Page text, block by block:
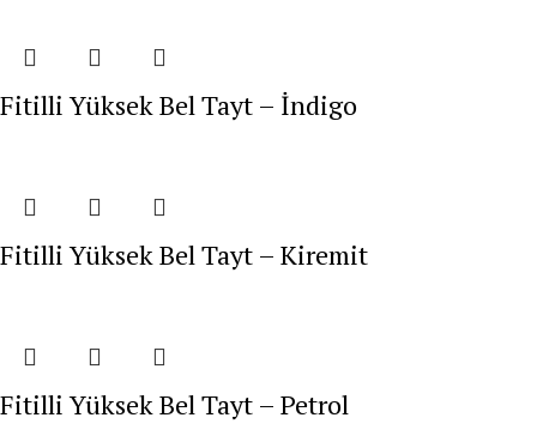
Fitilli Yüksek Bel Tayt – İndigo
Fitilli Yüksek Bel Tayt – Kiremit
Fitilli Yüksek Bel Tayt – Petrol